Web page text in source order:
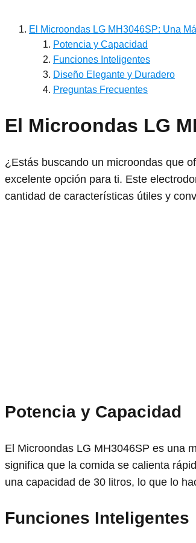
El Microondas LG MH3046SP: Una
Potencia y Capacidad
Funciones Inteligentes
Diseño Elegante y Duradero
Preguntas Frecuentes
El Microondas LG
¿Estás buscando un microondas que
excelente opción para ti. Este
cantidad de características útiles y
Potencia y Capacidad
El Microondas LG MH3046SP es una
significa que la comida se calienta
una capacidad de 30 litros, lo que lo
Funciones Inteligentes